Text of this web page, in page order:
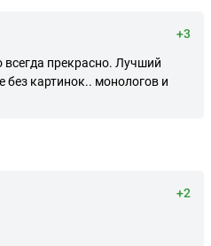
+3
прекрасно. Лучший
картинок.. монологов и
+2